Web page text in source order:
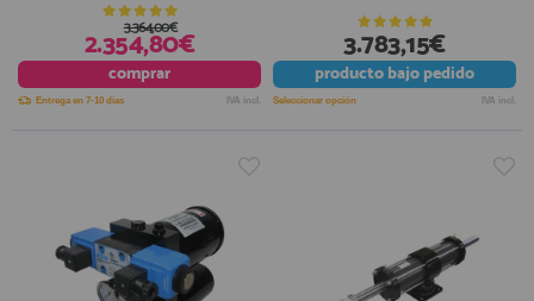
2.354,80€
3.364,00€
comprar
Entrega en 7-10 días IVA incl.
3.783,15€
productobajo pedido
Seleccionar opción IVA incl.